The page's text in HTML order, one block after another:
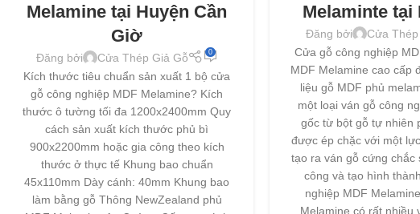
Melamine tại Huyện Cần
Giờ
Đăng bởi Cửa Thép Giả Gỗ 0
Kích thước tiêu chuẩn sản xuất 1 bộ cửa
gỗ công nghiệp MDF Melamine? Kích
thước ô tường tối đa 1200x2400mm Quy
cách sản xuất kích thước phủ bì
900x2200mm hoặc gia công theo kích
thước ở thực tế Khung bao chuẩn
45x110mm Dày cánh: 40mm Khung bao
làm bằng gỗ Thông NewZealand phủ
Melaminte tại
Đăng bởi Cửa Thép
Cửa gỗ công nghiệp
MDF Melamine cao cấp
liệu gỗ MDF phủ
một loại ván gỗ công
gốc từ bột gỗ tự nhiên
được ép chặc với một
tạo ra ván gỗ cứng chắc
công và tạo hình
nghiệp MDF
Melamine có rất nhiều